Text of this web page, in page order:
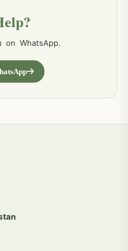
on WhatsApp.